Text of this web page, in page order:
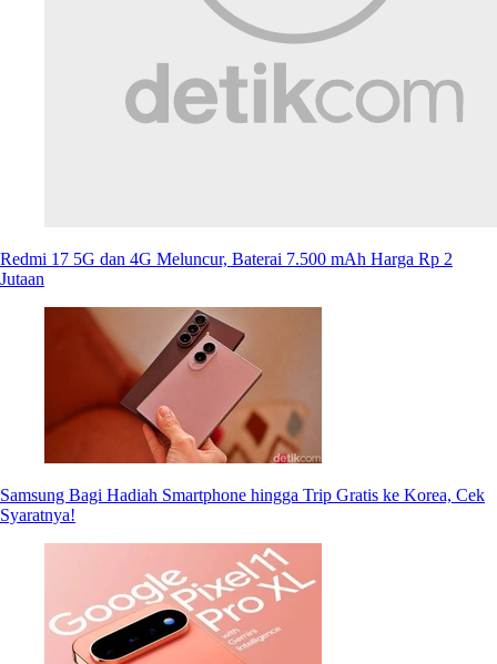
Redmi 17 5G dan 4G Meluncur, Baterai 7.500 mAh Harga Rp 2
Jutaan
Samsung Bagi Hadiah Smartphone hingga Trip Gratis ke Korea, Cek
Syaratnya!